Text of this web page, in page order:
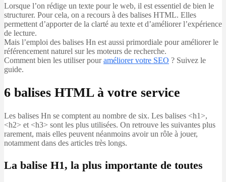
Lorsque l’on rédige un texte pour le web, il est essentiel de bien le
structurer. Pour cela, on a recours à des balises HTML. Elles
permettent d’apporter de la clarté au texte et d’améliorer l’expérience
de lecture.
Mais l’emploi des balises Hn est aussi primordiale pour améliorer le
référencement naturel sur les moteurs de recherche.
Comment bien les utiliser pouraméliorer votre SEO ? Suivez le
guide.
6 balises HTML à votre service
Les balises Hn se comptent au nombre de six. Les balises <h1>,
<h2> et <h3> sont les plus utilisées. On retrouve les suivantes plus
rarement, mais elles peuvent néanmoins avoir un rôle à jouer,
notamment dans des articles très longs.
La balise H1, la plus importante de toutes